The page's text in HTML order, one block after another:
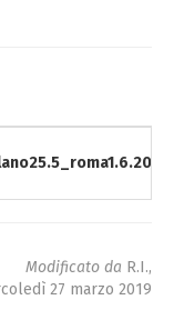
Modificato da R.I.,
27 marzo 2019